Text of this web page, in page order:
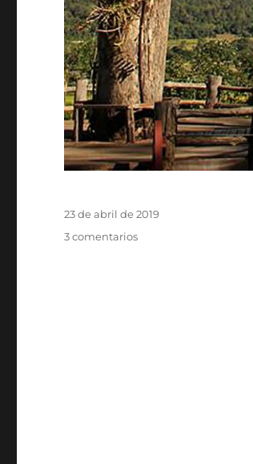
Publicado
el
23 de abril de 2019
3 comentariosen